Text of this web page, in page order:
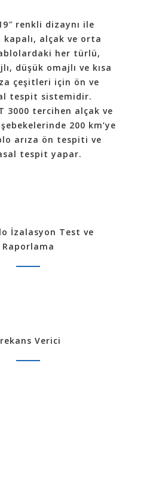
renkli dizaynı ile
kapalı, alçak ve orta
her türlü,
düşük omajlı ve kısa
çeşitleri için ön ve
tespit sistemidir.
3000 tercihen alçak ve
200 km’ye
arıza ön tespiti ve
tespit yapar.
İzalasyon Test ve
Raporlama
Verici